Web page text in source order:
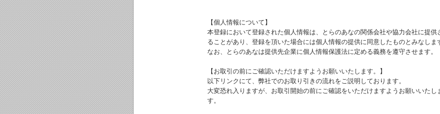
【個人情報について】
本登録において登録された個人情報は、とらのあなの関係会社や協力会社に提供
ることがあり、登録を頂いた場合には個人情報の提供に同意したものとみなしま
なお、とらのあなは提供先企業に個人情報保護法に定める義務を遵守させます。
【お取引の前にご確認いただけますようお願いいたします。】
以下リンクにて、弊社でのお取り引きの流れをご説明しております。
大変恐れ入りますが、お取引開始の前にご確認をいただけますようお願いいたし
す。